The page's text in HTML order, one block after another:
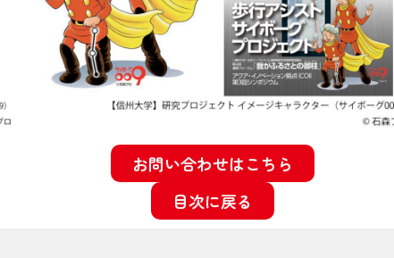
お問い合わせはこちら
目次に戻る